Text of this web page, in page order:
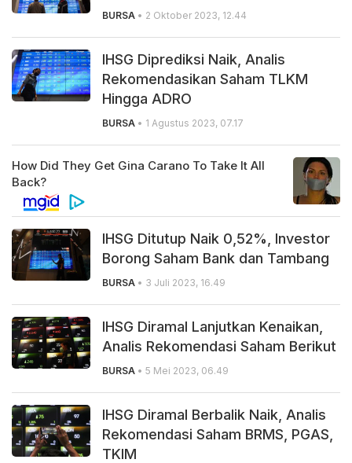
BURSA • 2 Oktober 2023, 12.44
IHSG Diprediksi Naik, Analis
Rekomendasikan Saham TLKM
Hingga ADRO
BURSA • 1 Agustus 2023, 07.17
IHSG Ditutup Naik 0,52%, Investor
Borong Saham Bank dan Tambang
BURSA • 3 Juli 2023, 16.49
IHSG Diramal Lanjutkan Kenaikan,
Analis Rekomendasi Saham Berikut
BURSA • 5 Mei 2023, 06.49
IHSG Diramal Berbalik Naik, Analis
Rekomendasi Saham BRMS, PGAS,
TKIM